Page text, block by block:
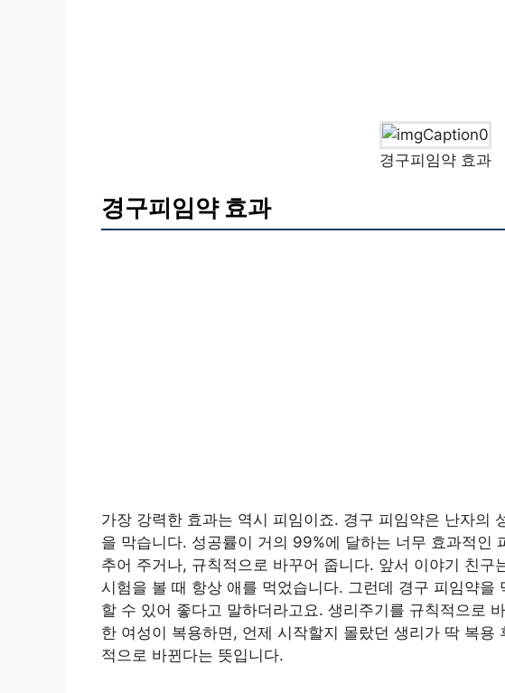
경구피임약 효과
경구피임약 효과
가장 강력한 효과는 역시 피임이죠. 경구 피임약은 난자의
을 막습니다. 성공률이 거의 99%에 달하는 너무 효과적인
추어 주거나, 규칙적으로 바꾸어 줍니다. 앞서 이야기 친구
시험을 볼 때 항상 애를 먹었습니다. 그런데 경구 피임약을
할 수 있어 좋다고 말하더라고요. 생리주기를 규칙적으로
한 여성이 복용하면, 언제 시작할지 몰랐던 생리가 딱 복용
적으로 바뀐다는 뜻입니다.